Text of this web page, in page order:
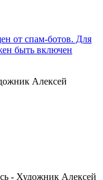
от спам-ботов. Для
быть включен